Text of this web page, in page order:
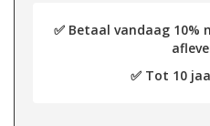
✅ Betaal vandaag 10%
✅ Tot 10